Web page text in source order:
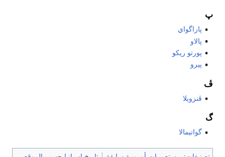
پ
پاراگواي
پالاو
پورتو ريكو
پيرو
ڤ
ڤنزويلا
گ
گواتيمالا